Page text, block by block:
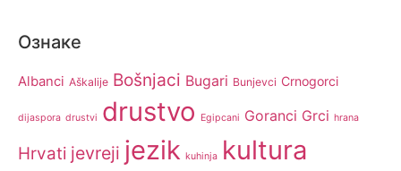
Ознаке
Albanci Aškalije Bošnjaci Bugari Bunjevci Crnogorci
dijaspora drustvi drustvo Egipcani Goranci Grci hrana
Hrvati jevreji jezik kuhinja kultura